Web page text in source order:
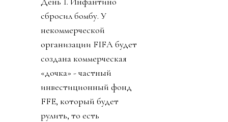
сбросил бомбу. У
некоммерческой
организации FIFA будет
создана коммерческая
«дочка» - частный
инвестиционный фонд
FFE, который будет
рулить, то есть